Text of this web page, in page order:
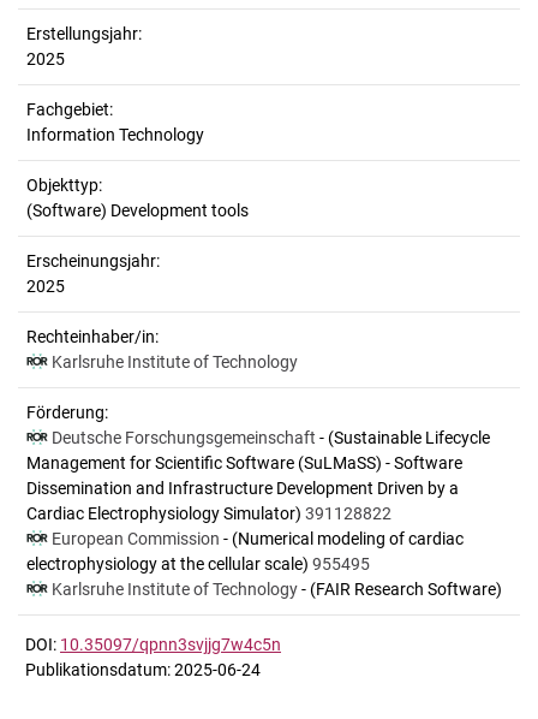
Erstellungsjahr:
2025
Fachgebiet:
Information Technology
Objekttyp:
(Software) Development tools
Erscheinungsjahr:
2025
Rechteinhaber/in:
Karlsruhe Institute of Technology
Förderung:
Deutsche Forschungsgemeinschaft - (Sustainable Lifecycle
Management for Scientific Software (SuLMaSS) - Software
Dissemination and Infrastructure Development Driven by a
Cardiac Electrophysiology Simulator) 391128822
European Commission - (Numerical modeling of cardiac
electrophysiology at the cellular scale) 955495
Karlsruhe Institute of Technology- (FAIR Research Software)
DOI: 10.35097/qpnn3svjjg7w4c5n
Publikationsdatum: 2025-06-24